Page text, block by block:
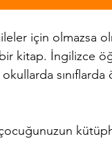
için olmazsa
bir kitap. İngilizce